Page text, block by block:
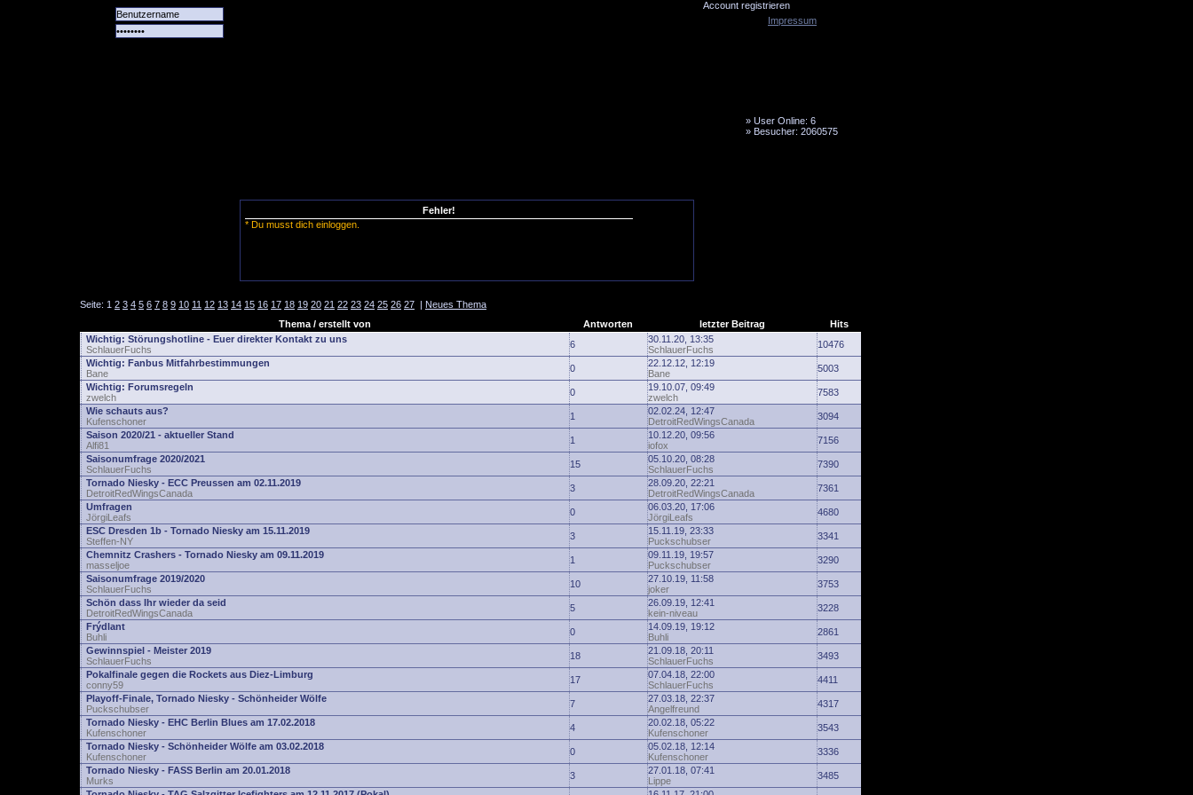
Account registrieren
» User Online: 6
» Besucher: 2060575
Fehler!
* Du musst dich einloggen.
Seite: 1 2 3 4 5 6 7 8 9 10 11 12 13 14 15 16 17 18 19 20 21 22 23 24 25 26 27 | Neues Thema
Thema / erstellt von
Antworten letzter Beitrag
Hits
Wichtig: Störungshotline - Euer direkter Kontakt zu uns
SchlauerFuchs
6
30.11.20, 13:35
SchlauerFuchs
10476
Wichtig: Fanbus Mitfahrbestimmungen
Bane
0
22.12.12, 12:19
Bane
5003
Wichtig: Forumsregeln
zwelch
0
19.10.07, 09:49
zwelch
7583
Wie schauts aus?
Kufenschoner
1
02.02.24, 12:47
DetroitRedWingsCanada
3094
Saison 2020/21 - aktueller Stand
Alfi81
1
10.12.20, 09:56
iofox
7156
Saisonumfrage 2020/2021
SchlauerFuchs
15
05.10.20, 08:28
SchlauerFuchs
7390
Tornado Niesky - ECC Preussen am 02.11.2019
DetroitRedWingsCanada
3
28.09.20, 22:21
DetroitRedWingsCanada
7361
Umfragen
JörgiLeafs
0
06.03.20, 17:06
JörgiLeafs
4680
ESC Dresden 1b - Tornado Niesky am 15.11.2019
Steffen-NY
3
15.11.19, 23:33
Puckschubser
3341
Chemnitz Crashers - Tornado Niesky am 09.11.2019
masseljoe
1
09.11.19, 19:57
Puckschubser
3290
Saisonumfrage 2019/2020
SchlauerFuchs
10
27.10.19, 11:58
joker
3753
Schön dass Ihr wieder da seid
DetroitRedWingsCanada
5
26.09.19, 12:41
kein-niveau
3228
Frýdlant
Buhli
0
14.09.19, 19:12
Buhli
2861
Gewinnspiel - Meister 2019
SchlauerFuchs
18
21.09.18, 20:11
SchlauerFuchs
3493
Pokalfinale gegen die Rockets aus Diez-Limburg
conny59
17
07.04.18, 22:00
SchlauerFuchs
4411
Playoff-Finale, Tornado Niesky - Schönheider Wölfe
Puckschubser
7
27.03.18, 22:37
Angelfreund
4317
Tornado Niesky - EHC Berlin Blues am 17.02.2018
Kufenschoner
4
20.02.18, 05:22
Kufenschoner
3543
Tornado Niesky - Schönheider Wölfe am 03.02.2018
Kufenschoner
0
05.02.18, 12:14
Kufenschoner
3336
Tornado Niesky - FASS Berlin am 20.01.2018
Murks
3
27.01.18, 07:41
Lippe
3485
Impressum